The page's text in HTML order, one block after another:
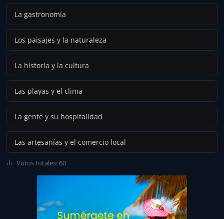
La gastronomía
Los paisajes y la naturaleza
La historia y la cultura
Las playas y el clima
La gente y su hospitalidad
Las artesanías y el comercio local
Votos totales: 60